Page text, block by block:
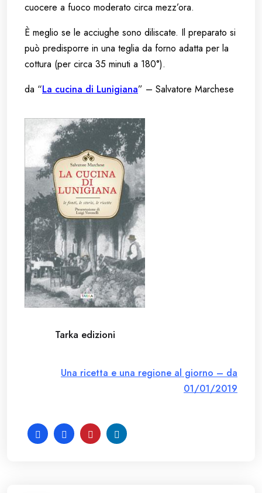
cuocere a fuoco moderato circa mezz’ora.
È meglio se le acciughe sono diliscate. Il preparato si
può predisporre in una teglia da forno adatta per la
cottura (per circa 35 minuti a 180°).
da “La cucina di Lunigiana” – Salvatore Marchese
Tarka edizioni
Una ricetta e una regione al giorno – da
01/01/2019